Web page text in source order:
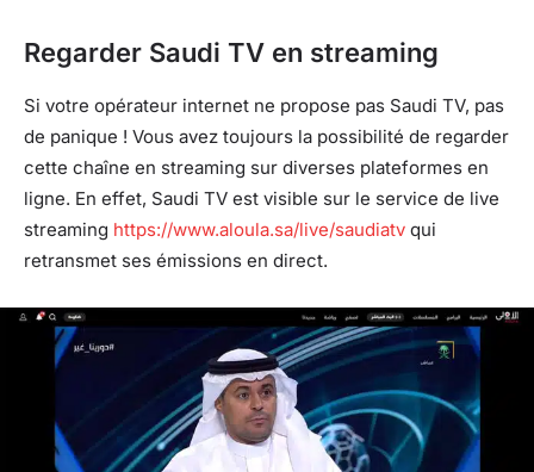
Regarder Saudi TV en streaming
Si votre opérateur internet ne propose pas Saudi TV, pas
de panique ! Vous avez toujours la possibilité de regarder
cette chaîne en streaming sur diverses plateformes en
ligne. En effet, Saudi TV est visible sur le service de live
streaming https://www.aloula.sa/live/saudiatv qui
retransmet ses émissions en direct.